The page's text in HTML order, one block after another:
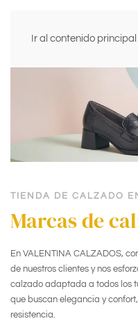
Ir al contenido principal
TIENDA DE CALZADO
Marcas de
En VALENTINA CALZADOS,
de nuestros clientes y nos
calzado adaptada a todos los
que buscan elegancia y
resistencia.